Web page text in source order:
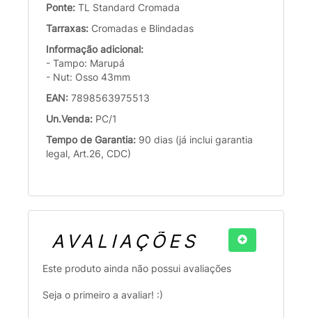
Ponte: TL Standard Cromada
Tarraxas: Cromadas e Blindadas
Informação adicional:
- Tampo: Marupá
- Nut: Osso 43mm
EAN: 7898563975513
Un.Venda: PC/1
Tempo de Garantia: 90 dias (já inclui garantia
legal, Art.26, CDC)
AVALIAÇÕES
Este produto ainda não possui avaliações
Seja o primeiro a avaliar! :)